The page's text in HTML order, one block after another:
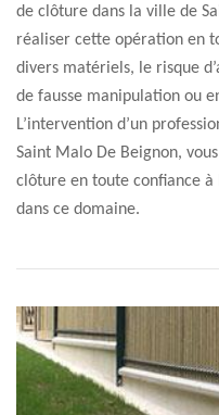
de clôture dans la ville de
réaliser cette opération en
divers matériels, le risque
de fausse manipulation ou
L’intervention d’un
Saint Malo De Beignon,
clôture en toute confiance
dans ce domaine.